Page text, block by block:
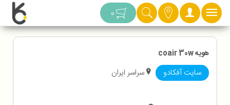
دسته بندی 0
هویه coair 30w
سایت آفکادو سراسر ایران